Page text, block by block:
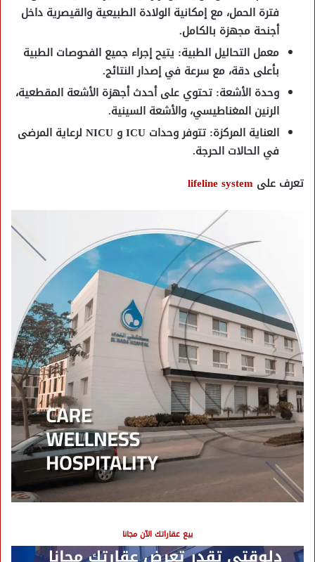
فترة الحمل، مع إمكانية الولادة الطبيعية والقيصرية داخل
أجنحة مجهزة بالكامل.
معمل التحاليل الطبية: يتيح إجراء جميع الفحوصات الطبية
بأعلى دقة، مع سرعة في إصدار النتائج.
وحدة الأشعة: تحتوي على أحدث أجهزة الأشعة المقطعية،
الرنين المغناطيسي، والأشعة السينية.
العناية المركزة: تتوفر وحدات ICU و NICU
لرعاية المرضى
في الحالات الحرجة.
تعرف على lifeline system
بيع عقاراتك الآن مجانا